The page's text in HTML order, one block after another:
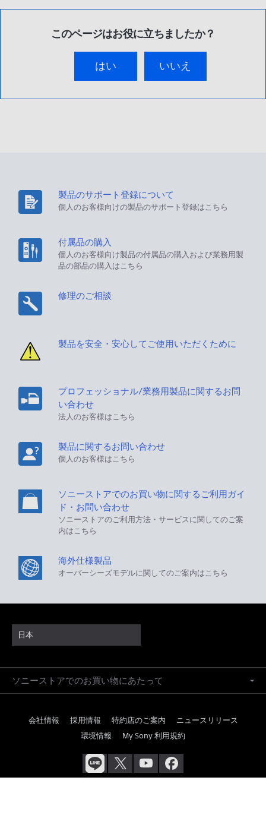
このページはお役に立ちましたか？
はい いいえ
製品のサポート登録について
個人のお客様向けの製品のサポート登録はこちら
付属品の購入
個人のお客様向け製品の付属品の購入および業務用製
品の部品の購入はこちら
修理のご相談
製品を安全・安心してご使用いただくために
プロフェッショナル/業務用製品に関するお問
い合わせ
法人のお客様はこちら
製品に関するお問い合わせ
個人のお客様はこちら
ソニーストアでのお買い物に関するご利用ガイ
ド・お問い合わせ
ソニーストアのご利用方法・サービスに関してのご案
内はこちら
海外仕様製品
オーバーシーズモデルに関してのご案内はこちら
日本
ソニーストアでのお買い物にあたって
会社情報 採用情報 特約店のご案内
ニュースリリース
環境情報
My Sony 利用規約